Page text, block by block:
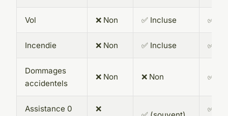
Vol ❌ Non ✅ Incluse ✅
Incendie ❌ Non ✅ Incluse ✅
Dommages
accidentels
❌ Non ❌ Non ✅
Assistance 0
❌
✅